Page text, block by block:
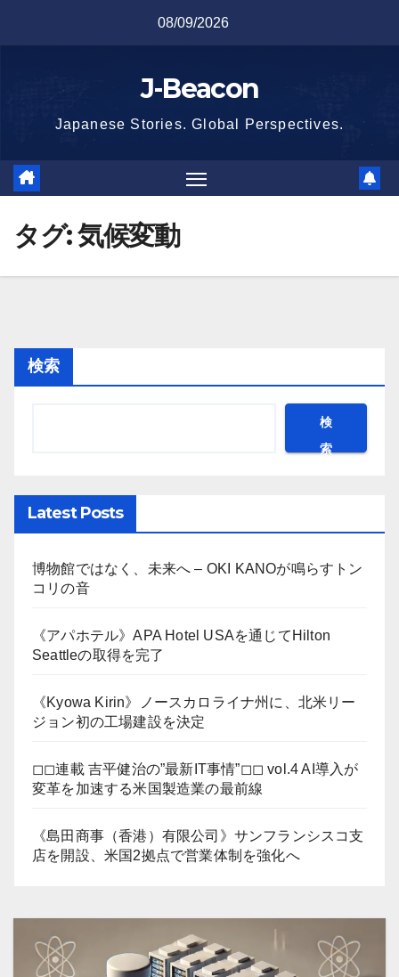
08/09/2026
J-Beacon
Japanese Stories. Global Perspectives.
タグ:気候変動
検索
検
索
Latest Posts
博物館ではなく、未来へ – OKI KANOが鳴らすトン
コリの音
《アパホテル》APA Hotel USAを通じてHilton
Seattleの取得を完了
《Kyowa Kirin》ノースカロライナ州に、北米リー
ジョン初の工場建設を決定
◻︎◻︎連載 吉平健治の”最新IT事情”◻︎◻︎ vol.4 AI導入が
変革を加速する米国製造業の最前線
《島田商事（香港）有限公司》サンフランシスコ支
店を開設、米国2拠点で営業体制を強化へ